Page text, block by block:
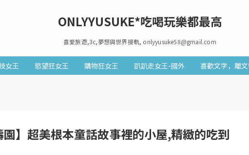
ONLYYUSUKE*吃喝玩樂都最高
喜愛旅遊,3c,夢想與世界接軌, onlyyusuke58@gmail.com
女王 慾望狂女王 購物狂女王 趴趴走女王-國外 喜歡文字，離
】超美根本童話故事裡的小屋,精緻的吃到